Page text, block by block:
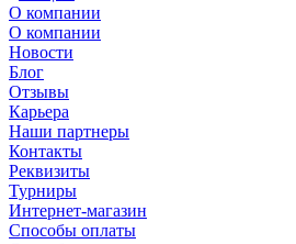
О компании
О компании
Новости
Блог
Отзывы
Карьера
Наши партнеры
Контакты
Реквизиты
Турниры
Интернет-магазин
Способы оплаты